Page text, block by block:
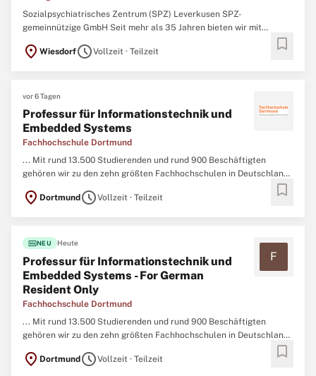
Sozialpsychiatrisches Zentrum (SPZ) Leverkusen SPZ-
gemeinnützige GmbH Seit mehr als 35 Jahren bieten wir mit
kompetente Hilfen für Menschen mit psychischen Problemen. In
location_on WiesdorfscheduleVollzeit · Teilzeit bookmark
vor 6 Tagen
Professur für Informationstechnik und
Embedded Systems
Fachhochschule Dortmund
... Mit rund 13.500 Studierenden und rund 900 Beschäftigten
gehören wir zu den zehn größten Fachhochschulen in Deutschland
Masterabschlüsse in der Informatik, in Ingenieur-, Wirtschafts- und
location_on Dortmund scheduleVollzeit · Teilzeit bookmark
fiber_newNEU Heute
Professur für Informationstechnik und
Embedded Systems - For German
Resident Only
Fachhochschule Dortmund
F
... Mit rund 13.500 Studierenden und rund 900 Beschäftigten
gehören wir zu den zehn größten Fachhochschulen in Deutschland
Masterabschlüsse in der Informatik, in Ingenieur-, Wirtschafts- und
location_on Dortmund scheduleVollzeit · Teilzeit bookmark